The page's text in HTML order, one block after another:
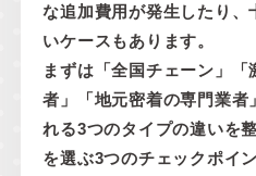
な追加費用が発生したり、
いケースもあります。
まずは「全国チェーン」
者」「地元密着の専門業者
れる3つのタイプの違いを
を選ぶ3つのチェックポイ